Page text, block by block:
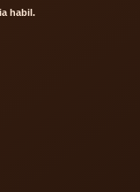
habil.